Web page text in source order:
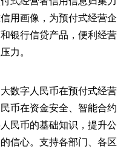
用画像，为预付式经营企
银行信贷产品，便利经营
力。
数字人民币在预付式经营
币在资金安全、智能合约
民币的基础知识，提升公
信心。支持各部门、各区